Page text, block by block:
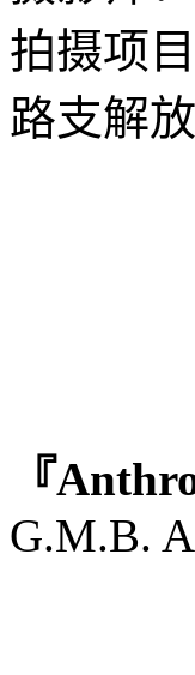
拍摄项
路支解
『
G.M.B.